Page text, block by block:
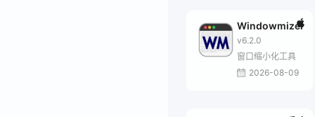
Windowmizer
v6.2.0
窗口缩小化工具
2026-08-09